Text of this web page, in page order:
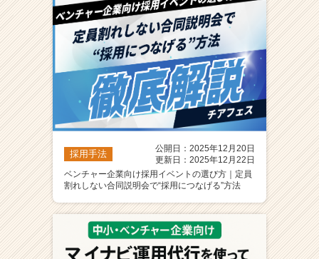
採用手法
公開日：2025年12月20日
更新日：2025年12月22日
ベンチャー企業向け採用イベントの選び方｜定員
割れしない合同説明会で“採用につなげる”方法